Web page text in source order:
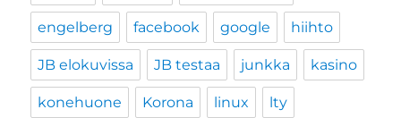
engelberg facebook google hiihto
JB elokuvissa JB testaa junkka kasino
konehuone Korona linux lty